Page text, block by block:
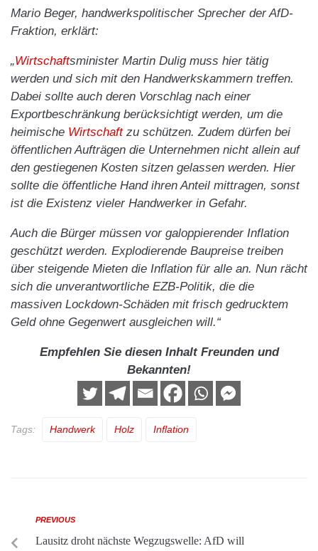
Mario Beger, handwerkspolitischer Sprecher der AfD-
Fraktion, erklärt:
„Wirtschaftsminister Martin Dulig muss hier tätig
werden und sich mit den Handwerkskammern treffen.
Dabei sollte auch deren Vorschlag nach einer
Exportbeschränkung berücksichtigt werden, um die
heimische Wirtschaftzu schützen. Zudem dürfen bei
öffentlichen Aufträgen die Unternehmen nicht allein auf
den gestiegenen Kosten sitzen gelassen werden. Hier
sollte die öffentliche Hand ihren Anteil mittragen, sonst
ist die Existenz vieler Handwerker in Gefahr.
Auch die Bürger müssen vor galoppierender Inflation
geschützt werden. Explodierende Baupreise treiben
über steigende Mieten die Inflation für alle an. Nun rächt
sich die unverantwortliche EZB-Politik, die die
massiven Lockdown-Schäden mit frisch gedrucktem
Geld ohne Gegenwert ausgleichen will.“
Empfehlen Sie diesen Inhalt Freunden und
Bekannten!
Tags: Handwerk Holz Inflation
PREVIOUS
Lausitz droht nächste Wegzugswelle: AfD will